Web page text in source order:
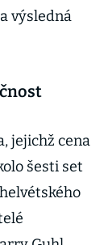
výsledná
jejichž cena
šesti set